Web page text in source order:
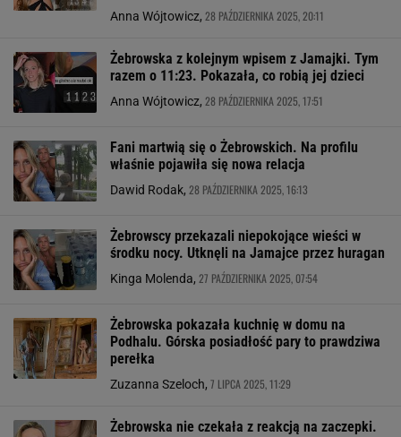
Anna Wójtowicz, 28 PAŹDZIERNIKA 2025, 20:11
Żebrowska z kolejnym wpisem z Jamajki. Tym
razem o 11:23. Pokazała, co robią jej dzieci
Anna Wójtowicz, 28 PAŹDZIERNIKA 2025, 17:51
Fani martwią się o Żebrowskich. Na profilu
właśnie pojawiła się nowa relacja
Dawid Rodak, 28 PAŹDZIERNIKA 2025, 16:13
Żebrowscy przekazali niepokojące wieści w
środku nocy. Utknęli na Jamajce przez huragan
Kinga Molenda, 27 PAŹDZIERNIKA 2025, 07:54
Żebrowska pokazała kuchnię w domu na
Podhalu. Górska posiadłość pary to prawdziwa
perełka
Zuzanna Szeloch, 7 LIPCA 2025, 11:29
Żebrowska nie czekała z reakcją na zaczepki.